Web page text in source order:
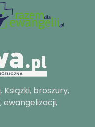
broszury,